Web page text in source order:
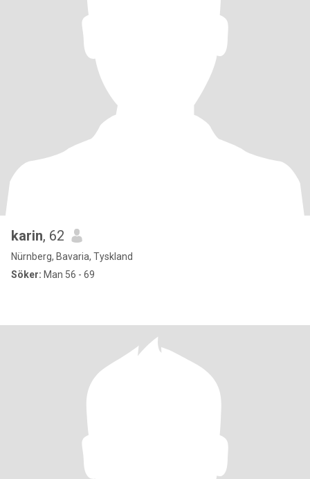
karin, 62
Nürnberg, Bavaria, Tyskland
Söker: Man 56 - 69